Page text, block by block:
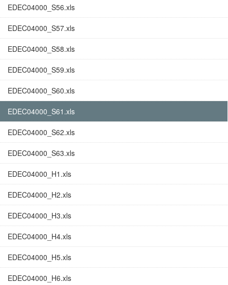
EDEC04000_S56.xls
EDEC04000_S57.xls
EDEC04000_S58.xls
EDEC04000_S59.xls
EDEC04000_S60.xls
EDEC04000_S61.xls
EDEC04000_S62.xls
EDEC04000_S63.xls
EDEC04000_H1.xls
EDEC04000_H2.xls
EDEC04000_H3.xls
EDEC04000_H4.xls
EDEC04000_H5.xls
EDEC04000_H6.xls